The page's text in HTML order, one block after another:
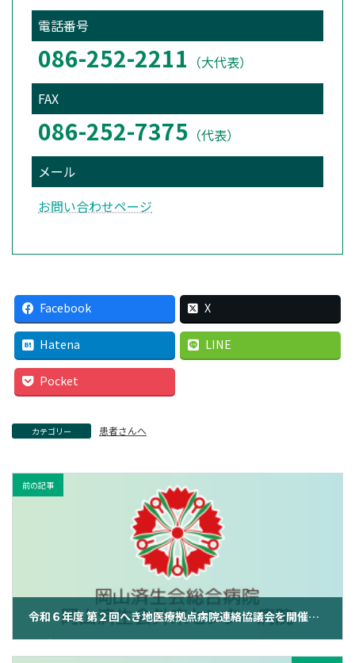
電話番号
086-252-2211 （大代表）
FAX
086-252-7375 （代表）
メール
お問い合わせページ
Facebook X
Hatena LINE
Pocket
カテゴリー 患者さんへ
前の記事
令和６年度 第２回へき地医療拠点病院連絡協議会を開催しました！
2025年1月22日